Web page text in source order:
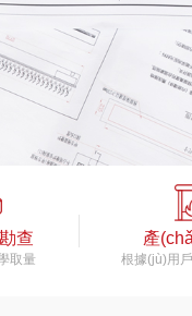
查
學取量
產
根據(jù)用戶